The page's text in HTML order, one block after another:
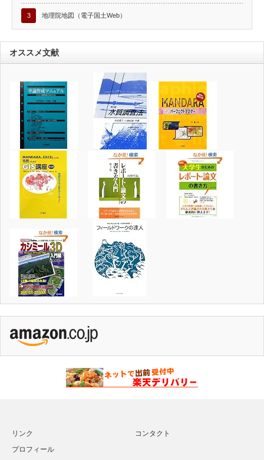
3 地理院地図（電子国土Web）
オススメ文献
リンク
コンタクト
プロフィール